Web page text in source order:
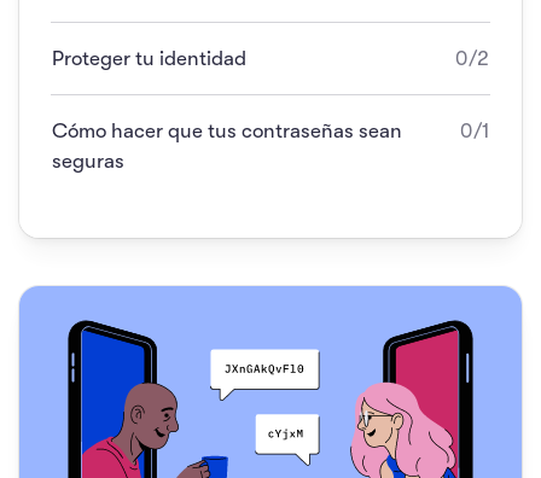
Proteger tu identidad 0/2
Cómo hacer que tus contraseñas sean
seguras
0/1